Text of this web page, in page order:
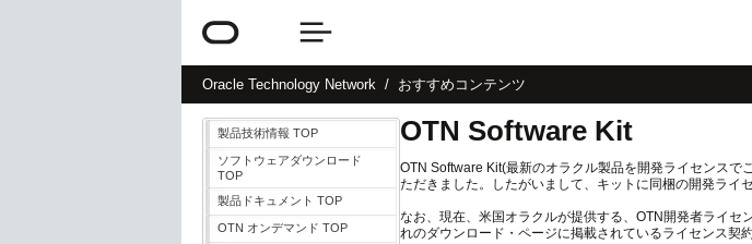
Oracle Technology Network おすすめコンテンツ
製品技術情報 TOP
ソフトウェアダウンロード
TOP
製品ドキュメント TOP
OTN オンデマンド TOP
OTN Software Kit
OTN Software Kit(最新のオラクル製品を開発ライセンス
ただきました。したがいまして、キットに同梱の開発ライ
なお、現在、米国オラクルが提供する、OTN開発者ライセ
れのダウンロード・ページに掲載されているライセンス契